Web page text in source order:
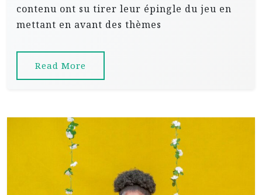
contenu ont su tirer leur épingle du jeu en
mettant en avant des thèmes
Read More